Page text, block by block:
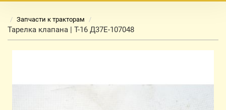
Запчасти к тракторам
Тарелка клапана | Т-16 Д37Е-107048